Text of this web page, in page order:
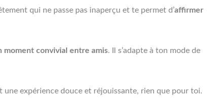
qui ne passe pas inaperçu et te permet d’affirmer
moment convivial entre amis. Il s’adapte à ton mode de
une expérience douce et réjouissante, rien que pour toi.